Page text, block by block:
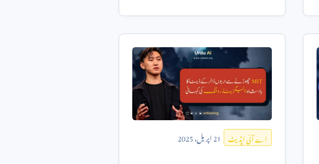
اے آئی اپڈیٹ 21اپریل،2025